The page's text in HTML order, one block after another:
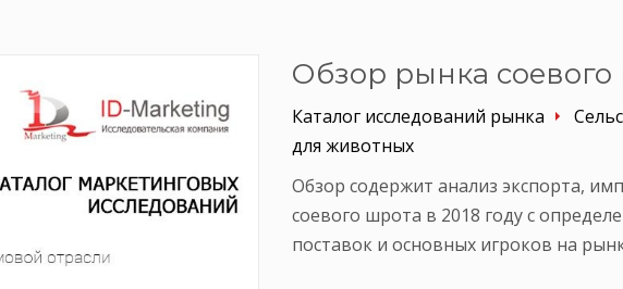
Обзор рынка соевого
Каталог исследований рынка
для животных
Обзор содержит анализ экспорта,
соевого шрота в 2018 году с
поставок и основных игроков на